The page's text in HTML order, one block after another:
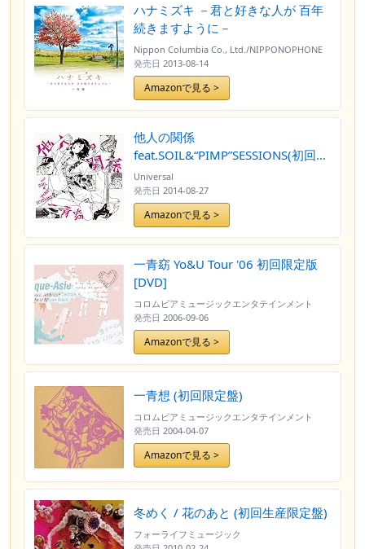
ハナミズキ －君と好きな人が 百年
続きますように－
Nippon Columbia Co., Ltd./NIPPONOPHONE
発売日 2013-08-14
Amazonで見る >
他人の関係
feat.SOIL&“PIMP”SESSIONS(初回限
定盤)(DVD付)
Universal
発売日 2014-08-27
Amazonで見る >
一青窈 Yo&U Tour '06 初回限定版
[DVD]
コロムビアミュージックエンタテインメント
発売日 2006-09-06
Amazonで見る >
一青想 (初回限定盤)
コロムビアミュージックエンタテインメント
発売日 2004-04-07
Amazonで見る >
冬めく / 花のあと (初回生産限定盤)
フォーライフミュージック